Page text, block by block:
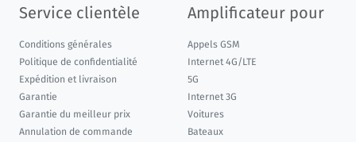
Service clientèle
Conditions générales
Politique de confidentialité
Expédition et livraison
Garantie
Garantie du meilleur prix
Annulation de commande
Amplificateur pour
Appels GSM
Internet 4G/LTE
5G
Internet 3G
Voitures
Bateaux